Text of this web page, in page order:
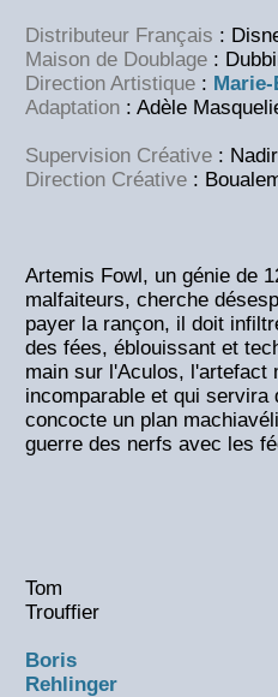
Distributeur Français :
Maison de Doublage :
Direction Artistique :
Adaptation : Adèle
Supervision Créative :
Direction Créative :
Artemis Fowl, un génie de
malfaiteurs, cherche
payer la rançon, il doit
des fées, éblouissant et
main sur l'Aculos, l'artefact
incomparable et qui servira
concocte un plan
guerre des nerfs avec les
Tom
Trouffier
Boris
Rehlinger